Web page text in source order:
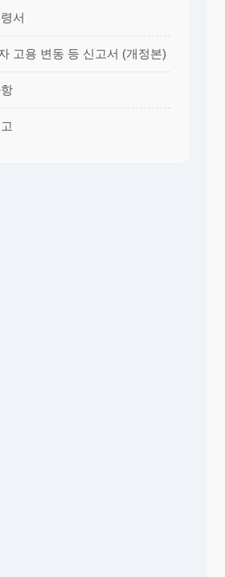
서
고용 변동 등 신고서 (개정본)